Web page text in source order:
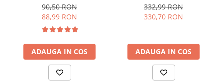
90,50 RON
88,99 RON
ADAUGA IN COS
332,99 RON
330,70 RON
ADAUGA IN COS